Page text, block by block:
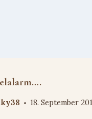
18. September